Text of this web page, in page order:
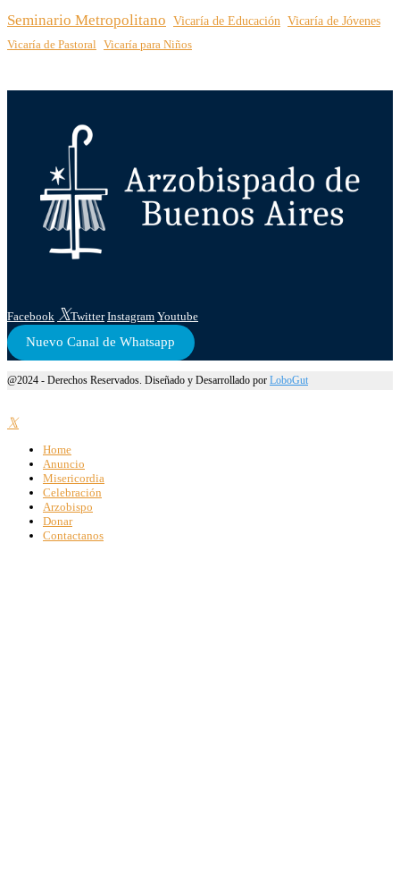
Seminario Metropolitano Vicaría de Educación Vicaría de Jóvenes
Vicaría de Pastoral Vicaría para Niños
Facebook Twitter Instagram Youtube
Nuevo Canal de Whatsapp
@2024 - Derechos Reservados. Diseñado y Desarrollado por LoboGut
Home
Anuncio
Misericordia
Celebración
Arzobispo
Donar
Contactanos